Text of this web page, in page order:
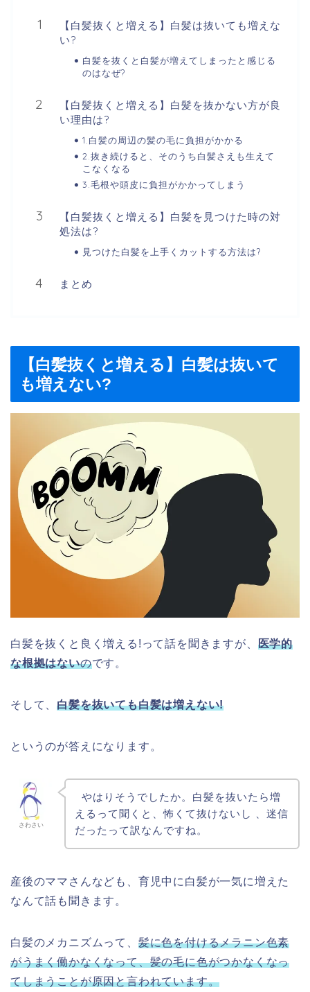
【白髪抜くと増える】白髪は抜いても増えな
い?
白髪を抜くと白髪が増えてしまったと感じる
のはなぜ?
【白髪抜くと増える】白髪を抜かない方が良
い理由は?
1.白髪の周辺の髪の毛に負担がかかる
2.抜き続けると、そのうち白髪さえも生えて
こなくなる
3.毛根や頭皮に負担がかかってしまう
【白髪抜くと増える】白髪を見つけた時の対
処法は?
見つけた白髪を上手くカットする方法は?
まとめ
【白髪抜くと増える】白髪は抜いて
も増えない?
白髪を抜くと良く増える!って話を聞きますが、 医学的
な根拠はないのです。
そして 、白髪を抜いても白髪は増えない!
というのが答えになります。
さわさい
やはりそうでしたか。白髪を抜いたら増
えるって聞くと、怖くて抜けないし 、迷信
だったって訳なんですね。
産後のママさんなども、育児中に白髪が一気に増えた
なんて話も聞きます。
白髪のメカニズムって、 髪に色を付けるメラニン色素
がうまく働かなくなって、髪の毛に色がつかなくなっ
てしまうことが原因と言われています。